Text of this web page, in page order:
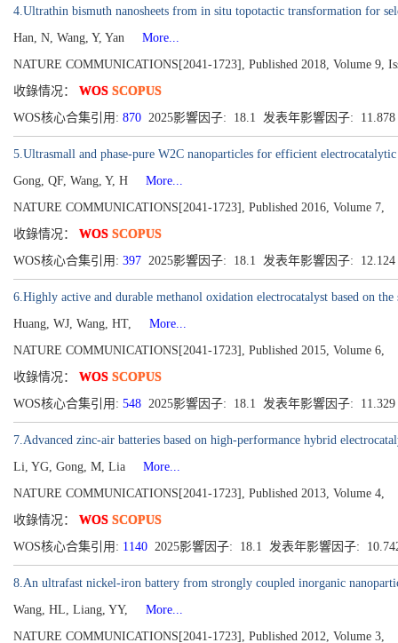
4.Ultrathin bismuth nanosheets from in situ topotactic transformation for
Han, N, Wang, Y, Yan
More...
NATURE COMMUNICATIONS[2041-1723], Published 2018, Volume 9,
收錄情况： WOS SCOPUS
WOS核心合集引用: 870 2025影響因子: 18.1 发表年影響因子: 11.878
5.Ultrasmall and phase-pure W2C nanoparticles for efficient
Gong, QF, Wang, Y, H
More...
NATURE COMMUNICATIONS[2041-1723], Published 2016, Volume 7,
收錄情况： WOS SCOPUS
WOS核心合集引用: 397 2025影響因子: 18.1 发表年影響因子: 12.124
6.Highly active and durable methanol oxidation electrocatalyst based on
Huang, WJ, Wang, HT,
More...
NATURE COMMUNICATIONS[2041-1723], Published 2015, Volume 6,
收錄情况： WOS SCOPUS
WOS核心合集引用: 548 2025影響因子: 18.1 发表年影響因子: 11.329
7.Advanced zinc-air batteries based on high-performance hybrid
Li, YG, Gong, M, Lia
More...
NATURE COMMUNICATIONS[2041-1723], Published 2013, Volume 4,
收錄情况： WOS SCOPUS
WOS核心合集引用: 1140 2025影響因子: 18.1 发表年影響因子:
8.An ultrafast nickel-iron battery from strongly coupled inorganic
Wang, HL, Liang, YY,
More...
NATURE COMMUNICATIONS[2041-1723], Published 2012, Volume 3,